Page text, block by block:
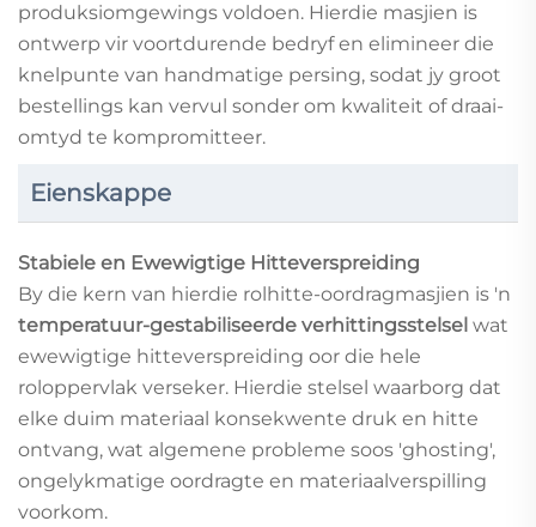
produksiomgewings voldoen. Hierdie masjien is
ontwerp vir voortdurende bedryf en elimineer die
knelpunte van handmatige persing, sodat jy groot
bestellings kan vervul sonder om kwaliteit of draai-
omtyd te kompromitteer.
Eienskappe
Stabiele en Ewewigtige Hitteverspreiding
By die kern van hierdie rolhitte-oordragmasjien is 'n
temperatuur-gestabiliseerde verhittingsstelsel wat
ewewigtige hitteverspreiding oor die hele
roloppervlak verseker. Hierdie stelsel waarborg dat
elke duim materiaal konsekwente druk en hitte
ontvang, wat algemene probleme soos 'ghosting',
ongelykmatige oordragte en materiaalverspilling
voorkom.